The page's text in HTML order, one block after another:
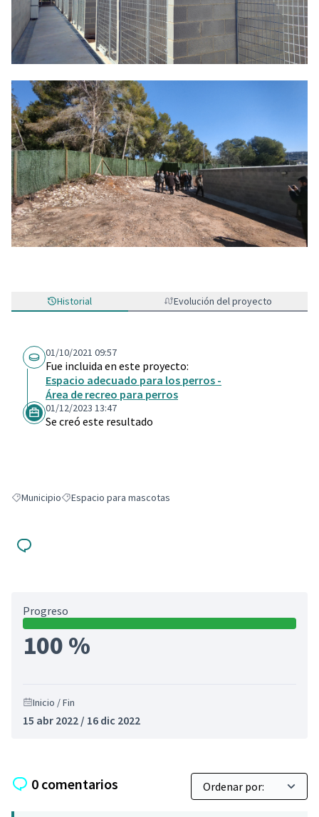
Historial Evolución del proyecto
01/10/2021 09:57
Fue incluida en este proyecto:
Espacio adecuado para los perros -
Área de recreo para perros
01/12/2023 13:47
Se creó este resultado
Resultados al filtrar por: Municipio
MunicipioResultados al filtrar por: Espacio para mascotas
Espacio para mascotas
Progreso
100 %
Inicio / Fin
15 abr 2022 / 16 dic 2022
0 comentarios